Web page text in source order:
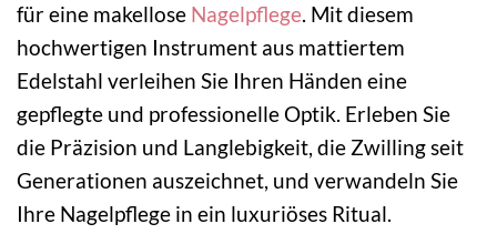
für eine makellose Nagelpflege. Mit diesem
hochwertigen Instrument aus mattiertem
Edelstahl verleihen Sie Ihren Händen eine
gepflegte und professionelle Optik. Erleben Sie
die Präzision und Langlebigkeit, die Zwilling seit
Generationen auszeichnet, und verwandeln Sie
Ihre Nagelpflege in ein luxuriöses Ritual.